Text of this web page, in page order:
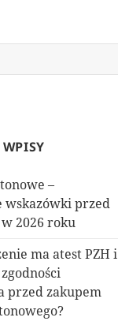
–
wskazówki przed
2026 roku
ma atest PZH i
przed zakupem